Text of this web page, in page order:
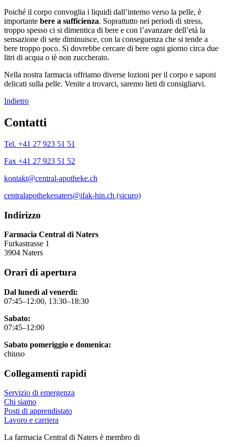
Poiché il corpo convoglia i liquidi dall’interno verso la pelle, è
importante bere a sufficienza. Soprattutto nei periodi di stress,
troppo spesso ci si dimentica di bere e con l’avanzare dell’età la
sensazione di sete diminuisce, con la conseguenza che si tende a
bere troppo poco. Si dovrebbe cercare di bere ogni giorno circa due
litri di acqua o tè non zuccherato.
Nella nostra farmacia offriamo diverse lozioni per il corpo e saponi
delicati sulla pelle. Venite a trovarci, saremo lieti di consigliarvi.
Indietro
Contatti
Tel. +41 27 923 51 51
Fax +41 27 923 51 52
kontakt@central-apotheke.ch
centralapothekenaters@ifak-hin.ch (sicuro)
Indirizzo
Farmacia Central di Naters
Furkastrasse 1
3904 Naters
Orari di apertura
Dal lunedì al venerdì:
07:45–12:00, 13:30–18:30
Sabato:
07:45–12:00
Sabato pomeriggio e domenica:
chiuso
Collegamenti rapidi
Servizio di emergenza
Chi siamo
Posti di apprendistato
Lavoro e carriera
La farmacia Central di Naters è membro di